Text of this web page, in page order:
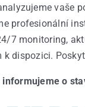
vaše
profesionální
7 monitoring,
kdispozici.
o